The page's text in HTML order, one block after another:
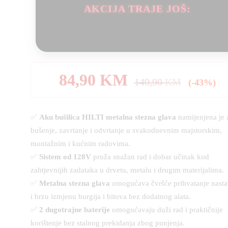
AKCIJA TRAJE JOŠ:
84,90 KM 149,90KM (-43%)
Aku bušilica HILTI metalna stezna glava namijenjena je
bušenje, zavrtanje i odvrtanje u svakodnevnim majstorskim,
montažnim i kućnim radovima.
Sistem od 128V pruža snažan rad i dobar učinak kod
zahtjevnijih zadataka u drvetu, metalu i drugim materijalima.
Metalna stezna glava omogućava čvršće prihvatanje
i brzu izmjenu burgija i bitova bez dodatnog alata.
2 dugotrajne baterije omogućavaju duži rad i praktičnije
korištenje bez stalnog prekidanja zbog punjenja.